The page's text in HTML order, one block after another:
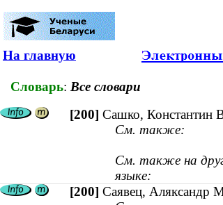
На главную
Словарь: Все словари
[200] Сашко, Константин
См. также:
См. также на
языке:
[200] Саявец, Аляксандр